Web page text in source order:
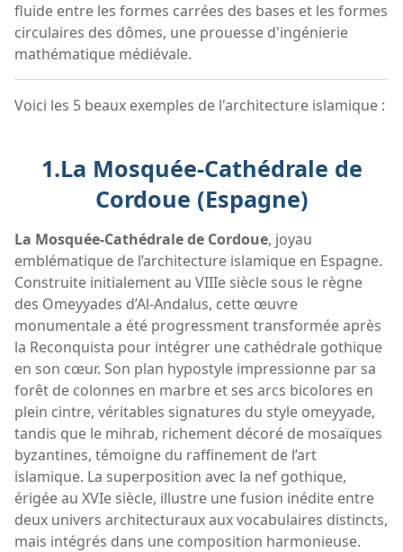
fluide entre les formes carrées des bases et les formes
circulaires des dômes, une prouesse d'ingénierie
mathématique médiévale.
Voici les 5 beaux exemples de l'architecture islamique :
1.La Mosquée-Cathédrale de
Cordoue (Espagne)
La Mosquée-Cathédrale de Cordoue, joyau
emblématique de l’architecture islamique en Espagne.
Construite initialement au VIIIe siècle sous le règne
des Omeyyades d’Al-Andalus, cette œuvre
monumentale a été progressment transformée après
la Reconquista pour intégrer une cathédrale gothique
en son cœur. Son plan hypostyle impressionne par sa
forêt de colonnes en marbre et ses arcs bicolores en
plein cintre, véritables signatures du style omeyyade,
tandis que le mihrab, richement décoré de mosaïques
byzantines, témoigne du raffinement de l’art
islamique. La superposition avec la nef gothique,
érigée au XVIe siècle, illustre une fusion inédite entre
deux univers architecturaux aux vocabulaires distincts,
mais intégrés dans une composition harmonieuse.